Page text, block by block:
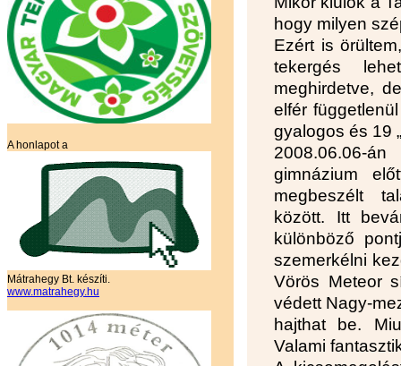
A honlapot a
Mátrahegy Bt. készíti.
www.matrahegy.hu
hogy milyen
Ezért is
tekergés
meghirdetve,
elfér
gyalogos és 19
2008.06.06-
gimnázium
megbeszélt
között. Itt
különböző
szemerkélni
Vörös Meteor
védett Nagy-
hajthat be.
Valami